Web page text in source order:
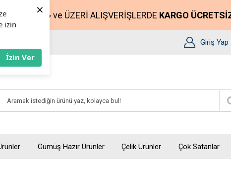
izin
İzin Ver
×
2500₺ ve ÜZERİ ALIŞVERİŞLERDE KARGO
Giriş Yap
Gümüş Hazır Ürünler Çelik Ürünler Çok Satanlar